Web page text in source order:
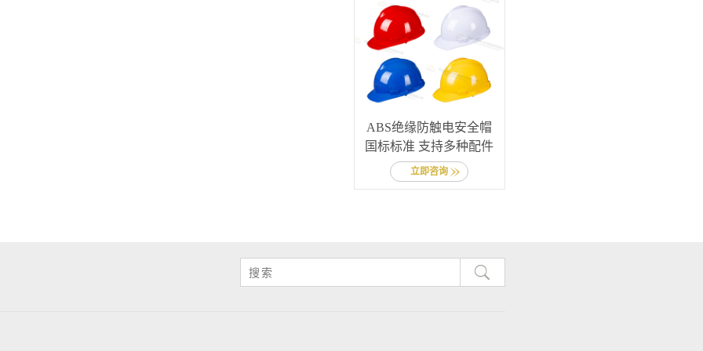
ABS绝缘防触电安全帽
国标标准 支持多种配件
立即咨询